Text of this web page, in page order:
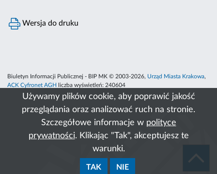
Używamy plików cookie, aby poprawić jakość
przeglądania oraz analizować ruch na stronie.
Szczegółowe informacje w polityce
prywatności. Klikając "Tak", akceptujesz te
warunki.
TAK NIE
Wersja do druku
Biuletyn Informacji Publicznej - BIP MK © 2003-2026, Urząd Miasta Krakowa,
ACK Cyfronet AGH
liczba wyświetleń: 240604